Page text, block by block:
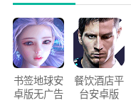
书签地球安
卓版无广告
餐饮酒店平
台安卓版